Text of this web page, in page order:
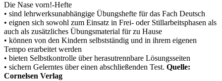
Die Nase vorn!-Hefte
• sind lehrwerksunabhängige Übungshefte für das Fach Deutsch
• eignen sich sowohl zum Einsatz in Frei- oder Stillarbeitsphasen als
auch als zusätzliches Übungsmaterial für zu Hause
• können von den Kindern selbstständig und in ihrem eigenen
Tempo erarbeitet werden
• bieten Selbstkontrolle über herasutrennbare Lösungsseiten
• sichern Gelerntes über einen abschließenden Test. Quelle:
Cornelsen Verlag